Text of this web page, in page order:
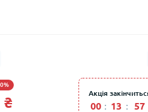
₴
Акція
00 : 13 : 57